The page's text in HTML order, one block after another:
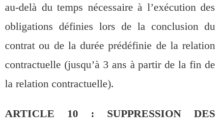
au-delà du temps nécessaire à l’exécution des
obligations définies lors de la conclusion du
contrat ou de la durée prédéfinie de la relation
contractuelle (jusqu’à 3 ans à partir de la fin de
la relation contractuelle).
ARTICLE 10 : SUPPRESSION DES